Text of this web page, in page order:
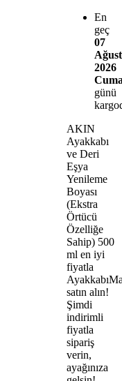
En
geç
07
2026
günü
AKIN
Ayakkabı
ve Deri
Eşya
Yenileme
Boyası
(Ekstra
Örtücü
Özelliğe
Sahip) 500
ml en iyi
fiyatla
satın alın!
Şimdi
indirimli
fiyatla
sipariş
verin,
ayağınıza